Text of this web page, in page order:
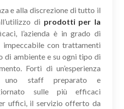
e alla discrezione di tutto il
di prodotti per la
l’azienda è in grado di
impeccabile con trattamenti
di ambiente e su ogni tipo di
Forti di un’esperienza
uno staff preparato e
sulle più efficaci
uffici, il servizio offerto da